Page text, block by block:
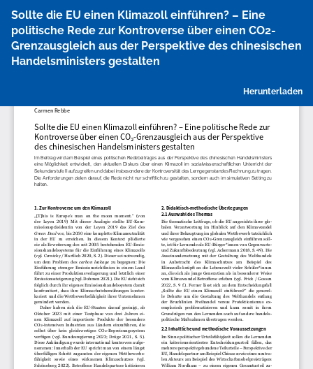
Artikeldetails
zurückkehren
Sollte die EU einen Klimazoll einführen? – Eine
politische Rede zur Kontroverse über einen CO2-
Grenzausgleich aus der Perspektive des chinesischen
Handelsministers gestalten
Herunterladen